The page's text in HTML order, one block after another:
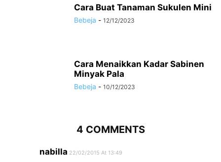
Cara Buat Tanaman Sukulen Mini
Bebeja - 12/12/2023
Cara Menaikkan Kadar Sabinen
Minyak Pala
Bebeja - 10/12/2023
4 COMMENTS
nabilla 22/02/2015 At 13:49